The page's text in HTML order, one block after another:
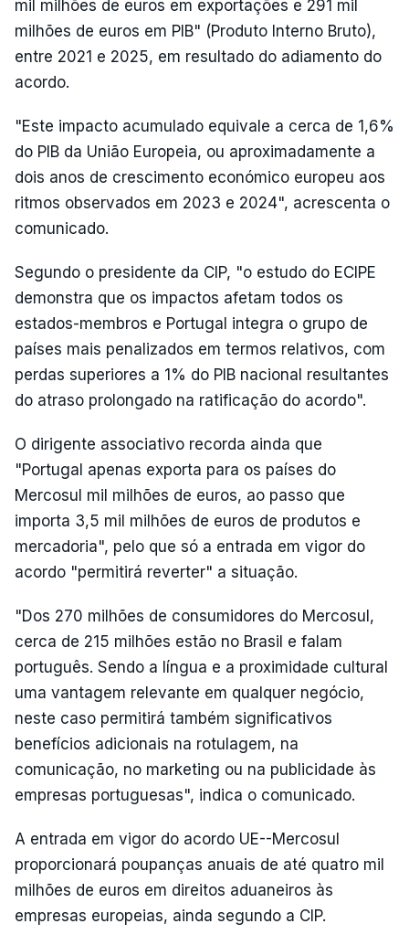
mil milhões de euros em exportações e 291 mil
milhões de euros em PIB" (Produto Interno Bruto),
entre 2021 e 2025, em resultado do adiamento do
acordo.
"Este impacto acumulado equivale a cerca de 1,6%
do PIB da União Europeia, ou aproximadamente a
dois anos de crescimento económico europeu aos
ritmos observados em 2023 e 2024", acrescenta o
comunicado.
Segundo o presidente da CIP, "o estudo do ECIPE
demonstra que os impactos afetam todos os
estados-membros e Portugal integra o grupo de
países mais penalizados em termos relativos, com
perdas superiores a 1% do PIB nacional resultantes
do atraso prolongado na ratificação do acordo".
O dirigente associativo recorda ainda que
"Portugal apenas exporta para os países do
Mercosul mil milhões de euros, ao passo que
importa 3,5 mil milhões de euros de produtos e
mercadoria", pelo que só a entrada em vigor do
acordo "permitirá reverter" a situação.
"Dos 270 milhões de consumidores do Mercosul,
cerca de 215 milhões estão no Brasil e falam
português. Sendo a língua e a proximidade cultural
uma vantagem relevante em qualquer negócio,
neste caso permitirá também significativos
benefícios adicionais na rotulagem, na
comunicação, no marketing ou na publicidade às
empresas portuguesas", indica o comunicado.
A entrada em vigor do acordo UE--Mercosul
proporcionará poupanças anuais de até quatro mil
milhões de euros em direitos aduaneiros às
empresas europeias, ainda segundo a CIP.